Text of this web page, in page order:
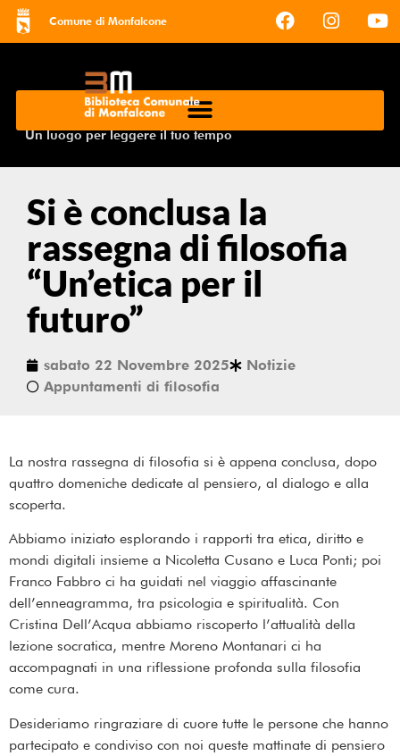
Comune di Monfalcone
Un luogo per leggere il tuo tempo
Si è conclusa la
rassegna di filosofia
“Un’etica per il
futuro”
sabato 22 Novembre 2025
Notizie
Appuntamenti di filosofia
La nostra rassegna di filosofia si è appena conclusa, dopo
quattro domeniche dedicate al pensiero, al dialogo e alla
scoperta.
Abbiamo iniziato esplorando i rapporti tra etica, diritto e
mondi digitali insieme a Nicoletta Cusano e Luca Ponti; poi
Franco Fabbro ci ha guidati nel viaggio affascinante
dell’enneagramma, tra psicologia e spiritualità. Con
Cristina Dell’Acqua abbiamo riscoperto l’attualità della
lezione socratica, mentre Moreno Montanari ci ha
accompagnati in una riflessione profonda sulla filosofia
come cura.
Desideriamo ringraziare di cuore tutte le persone che hanno
partecipato e condiviso con noi queste mattinate di pensiero